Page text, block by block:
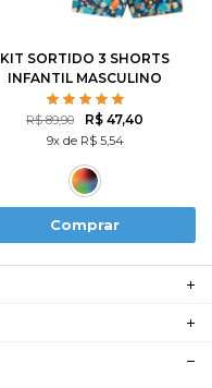
10 12
KIT SORTIDO 3 SHORTS
INFANTIL MASCULINO
AVULSO
R$ 89,90 R$ 47,40
9x de R$ 5,54
Comprar